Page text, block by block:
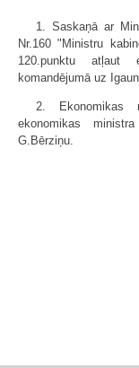
1. Saskaņā ar
Nr.160 "Ministru
120.punktu atļaut
komandējumā uz
2. Ekonomikas
ekonomikas
G.Bērziņu.